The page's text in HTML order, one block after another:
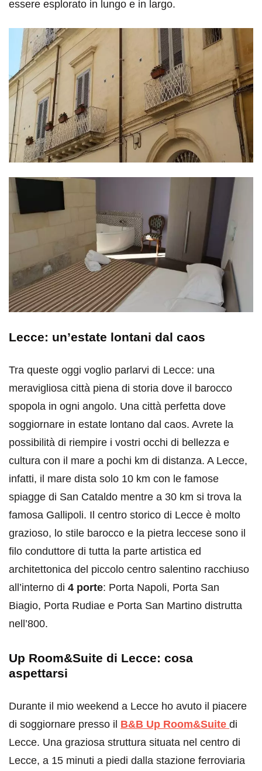
essere esplorato in lungo e in largo.
Lecce: un’estate lontani dal caos
Tra queste oggi voglio parlarvi di Lecce: una
meravigliosa città piena di storia dove il barocco
spopola in ogni angolo. Una città perfetta dove
soggiornare in estate lontano dal caos. Avrete la
possibilità di riempire i vostri occhi di bellezza e
cultura con il mare a pochi km di distanza. A Lecce,
infatti, il mare dista solo 10 km con le famose
spiagge di San Cataldo mentre a 30 km si trova la
famosa Gallipoli. Il centro storico di Lecce è molto
grazioso, lo stile barocco e la pietra leccese sono il
filo conduttore di tutta la parte artistica ed
architettonica del piccolo centro salentino racchiuso
all’interno di 4 porte: Porta Napoli, Porta San
Biagio, Porta Rudiae e Porta San Martino distrutta
nell’800.
Up Room&Suite di Lecce: cosa
aspettarsi
Durante il mio weekend a Lecce ho avuto il piacere
di soggiornare presso il B&B Up Room&Suite di
Lecce. Una graziosa struttura situata nel centro di
Lecce, a 15 minuti a piedi dalla stazione ferroviaria